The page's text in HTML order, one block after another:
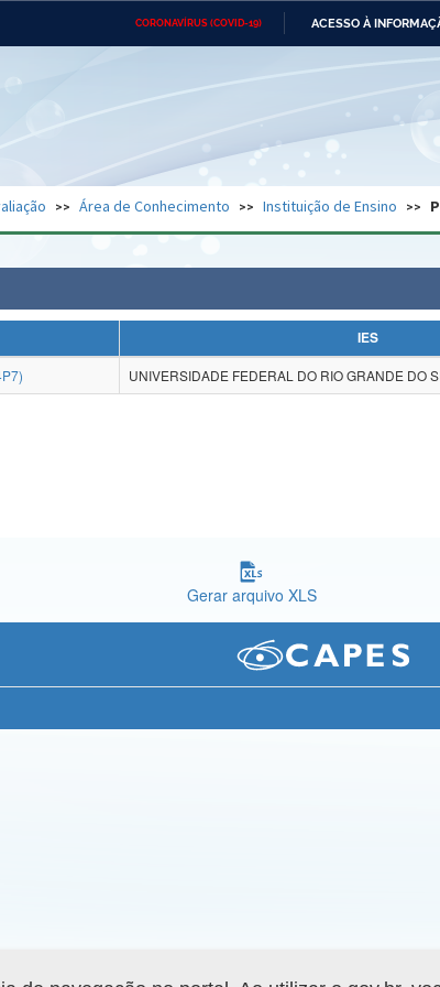
CORONAVÍRUS (COVID-19) ACESSO À
Ministério das Relações
Ministério do Desenvolvimento
Regional
Advocacia-Geral da União Banco Central do Brasil
Área de Conhecimento Instituição de Ensino
IES
UNIVERSIDADE FEDERAL DO RIO GRANDE DO
Gerar arquivo XLS